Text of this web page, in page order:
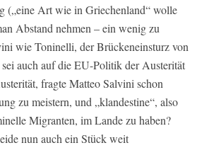
(„eine Art wie in Griechenland“ wolle
Abstand nehmen – ein wenig zu
wie Toninelli, der Brückeneinsturz von
auch auf die EU-Politik der Austerität
fragte Matteo Salvini schon
zu meistern, und „klandestine“, also
Migranten, im Lande zu haben?
nun auch ein Stück weit